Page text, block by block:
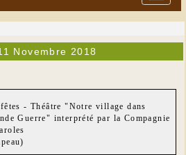
Novembre 2018
- Théâtre "Notre village dans
Guerre" interprété par la Compagnie